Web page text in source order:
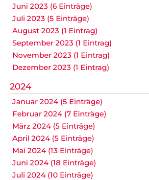
Juni 2023 (6 Einträge)
Juli 2023 (5 Einträge)
August 2023 (1 Eintrag)
September 2023 (1 Eintrag)
November 2023 (1 Eintrag)
Dezember 2023 (1 Eintrag)
2024
Januar 2024 (5 Einträge)
Februar 2024 (7 Einträge)
März 2024 (5 Einträge)
April 2024 (5 Einträge)
Mai 2024 (13 Einträge)
Juni 2024 (18 Einträge)
Juli 2024 (10 Einträge)